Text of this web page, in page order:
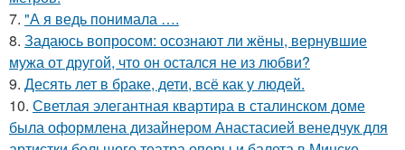
7. "А я ведь понимала ….
8. Задаюсь вопросом: осознают ли жёны, вернувшие
мужа от другой, что он остался не из любви?
9. Десять лет в браке, дети, всё как у людей.
10. Светлая элегантная квартира в сталинском доме
была оформлена дизайнером Анастасией венедчук для